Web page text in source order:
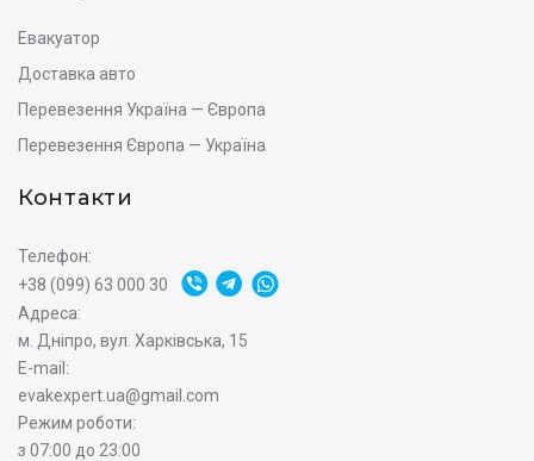
Евакуатор
Доставка авто
Перевезення Україна — Європа
Перевезення Європа — Україна
Контакти
Телефон:
+38 (099) 63 000 30
Адреса:
м. Дніпро, вул. Харківська, 15
E-mail:
evakexpert.ua@gmail.com
Режим роботи:
з 07:00 до 23:00